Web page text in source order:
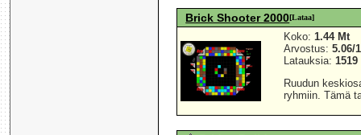
Brick Shooter 2000[Lataa]
Koko:1.44 Mt
Arvostus:5.06/
Latauksia:1519
Ruudun
ryhmiin. Tämä